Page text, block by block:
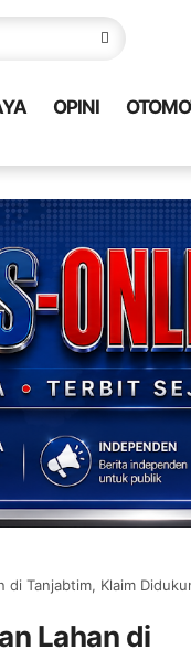
OPINI
Klaim Didukung Sertifikat
Lahan di